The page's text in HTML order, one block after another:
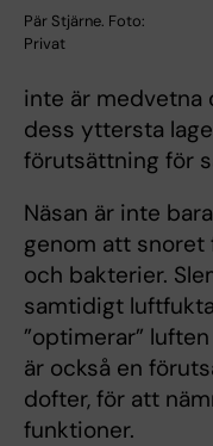
Pär Stjärne. Foto:
Privat
inte är medvetna
dess yttersta
förutsättning för
Näsan är inte
genom att snoret
och bakterier.
samtidigt
”optimerar”
är också en
dofter, för att
funktioner.